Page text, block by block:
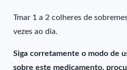
Tmar 1 a 2 colheres de
vezes ao dia.
Siga corretamente o modo de
sobre este medicamento,